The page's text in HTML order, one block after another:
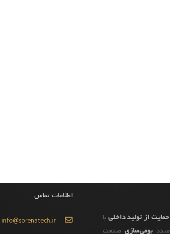
از تولید داخلیبا
صدد بومی‌سازی صنعت
اطلاعات تماس
info@sorenatech.ir